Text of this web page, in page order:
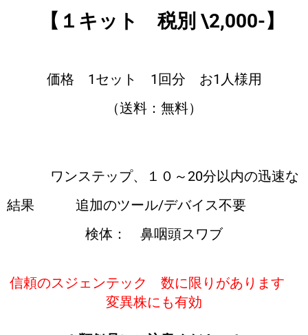
【１キット 税別 \2,000-】
価格 1セット 1回分 お1人様用
（送料：無料）
ワンステップ、１０～20分以内の迅速な
結果 追加のツール/デバイス不要
検体： 鼻咽頭スワブ
信頼のスジェンテック 数に限りがあります
変異株にも有効